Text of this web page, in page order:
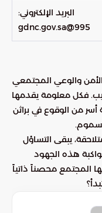
البريد الإلكتروني:
995@gdnc.gov.sa
الأمن والوعي المجتمعي
فكل معلومة يقدمها
أسر من الوقوع في براثن
يبقى التساؤل
هذه الجهود
المجتمع محصناً ذاتياً